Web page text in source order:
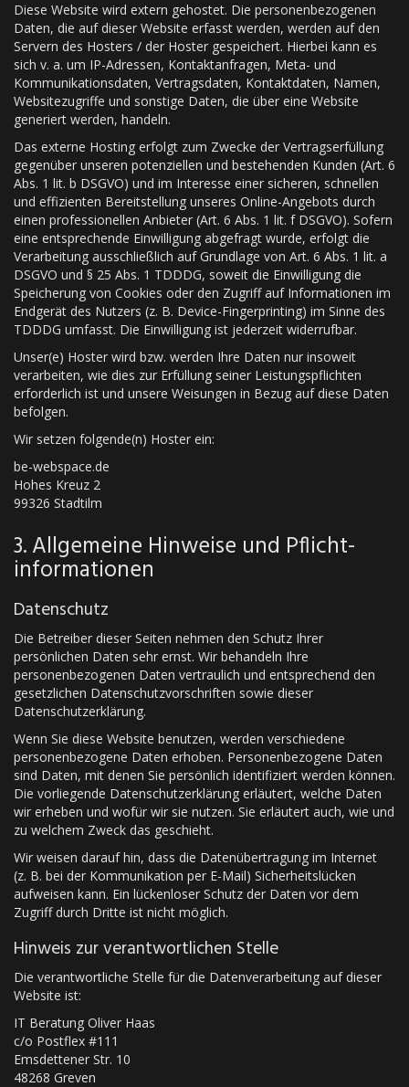
Diese Website wird extern gehostet. Die personenbezogenen
Daten, die auf dieser Website erfasst werden, werden auf den
Servern des Hosters / der Hoster gespeichert. Hierbei kann es
sich v. a. um IP-Adressen, Kontaktanfragen, Meta- und
Kommunikationsdaten, Vertragsdaten, Kontaktdaten, Namen,
Websitezugriffe und sonstige Daten, die über eine Website
generiert werden, handeln.
Das externe Hosting erfolgt zum Zwecke der Vertragserfüllung
gegenüber unseren potenziellen und bestehenden Kunden (Art. 6
Abs. 1 lit. b DSGVO) und im Interesse einer sicheren, schnellen
und effizienten Bereitstellung unseres Online-Angebots durch
einen professionellen Anbieter (Art. 6 Abs. 1 lit. f DSGVO). Sofern
eine entsprechende Einwilligung abgefragt wurde, erfolgt die
Verarbeitung ausschließlich auf Grundlage von Art. 6 Abs. 1 lit. a
DSGVO und § 25 Abs. 1 TDDDG, soweit die Einwilligung die
Speicherung von Cookies oder den Zugriff auf Informationen im
Endgerät des Nutzers (z. B. Device-Fingerprinting) im Sinne des
TDDDG umfasst. Die Einwilligung ist jederzeit widerrufbar.
Unser(e) Hoster wird bzw. werden Ihre Daten nur insoweit
verarbeiten, wie dies zur Erfüllung seiner Leistungspflichten
erforderlich ist und unsere Weisungen in Bezug auf diese Daten
befolgen.
Wir setzen folgende(n) Hoster ein:
be-webspace.de
Hohes Kreuz 2
99326 Stadtilm
3. Allgemeine Hinweise und Pflicht­
informationen
Datenschutz
Die Betreiber dieser Seiten nehmen den Schutz Ihrer
persönlichen Daten sehr ernst. Wir behandeln Ihre
personenbezogenen Daten vertraulich und entsprechend den
gesetzlichen Datenschutzvorschriften sowie dieser
Datenschutzerklärung.
Wenn Sie diese Website benutzen, werden verschiedene
personenbezogene Daten erhoben. Personenbezogene Daten
sind Daten, mit denen Sie persönlich identifiziert werden können.
Die vorliegende Datenschutzerklärung erläutert, welche Daten
wir erheben und wofür wir sie nutzen. Sie erläutert auch, wie und
zu welchem Zweck das geschieht.
Wir weisen darauf hin, dass die Datenübertragung im Internet
(z. B. bei der Kommunikation per E-Mail) Sicherheitslücken
aufweisen kann. Ein lückenloser Schutz der Daten vor dem
Zugriff durch Dritte ist nicht möglich.
Hinweis zur verantwortlichen Stelle
Die verantwortliche Stelle für die Datenverarbeitung auf dieser
Website ist:
IT Beratung Oliver Haas
c/o Postflex #111
Emsdettener Str. 10
48268 Greven